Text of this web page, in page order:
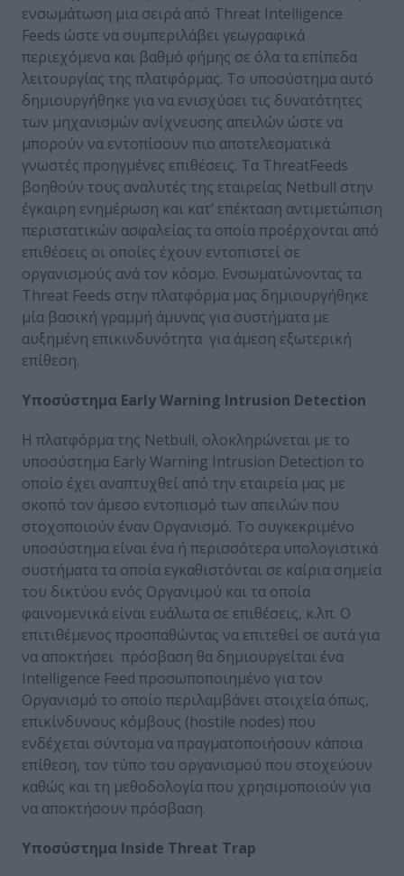
ενσωμάτωση μια σειρά από Threat Intelligence
Feeds ώστε να συμπεριλάβει γεωγραφικά
περιεχόμενα και βαθμό φήμης σε όλα τα επίπεδα
λειτουργίας της πλατφόρμας. Το υποσύστημα αυτό
δημιουργήθηκε για να ενισχύσει τις δυνατότητες
των μηχανισμών ανίχνευσης απειλών ώστε να
μπορούν να εντοπίσουν πιο αποτελεσματικά
γνωστές προηγμένες επιθέσεις. Τα ThreatFeeds
βοηθούν τους αναλυτές της εταιρείας Netbull στην
έγκαιρη ενημέρωση και κατ’ επέκταση αντιμετώπιση
περιστατικών ασφαλείας τα οποία προέρχονται από
επιθέσεις οι οποίες έχουν εντοπιστεί σε
οργανισμούς ανά τον κόσμο. Ενσωματώνοντας τα
Threat Feeds στην πλατφόρμα μας δημιουργήθηκε
μία βασική γραμμή άμυνας για συστήματα με
αυξημένη επικινδυνότητα για άμεση εξωτερική
επίθεση.
Υποσύστημα EarlyWarning Intrusion Detection
H πλατφόρμα της Netbull, ολοκληρώνεται με το
υποσύστημα Early Warning Intrusion Detection το
οποίο έχει αναπτυχθεί από την εταιρεία μας με
σκοπό τον άμεσο εντοπισμό των απειλών που
στοχοποιούν έναν Οργανισμό. Το συγκεκριμένο
υποσύστημα είναι ένα ή περισσότερα υπολογιστικά
συστήματα τα οποία εγκαθιστόνται σε καίρια σημεία
του δικτύου ενός Οργανιμού και τα οποία
φαινομενικά είναι ευάλωτα σε επιθέσεις, κ.λπ. Ο
επιτιθέμενος προσπαθώντας να επιτεθεί σε αυτά για
να αποκτήσει πρόσβαση θα δημιουργείται ένα
Intelligence Feed προσωποποιημένο για τον
Οργανισμό το οποίο περιλαμβάνει στοιχεία όπως,
επικίνδυνους κόμβους (hostile nodes) που
ενδέχεται σύντομα να πραγματοποιήσουν κάποια
επίθεση, τον τύπο του οργανισμού που στοχεύουν
καθώς και τη μεθοδολογία που χρησιμοποιούν για
να αποκτήσουν πρόσβαση.
Yποσύστημα Inside Threat Trap